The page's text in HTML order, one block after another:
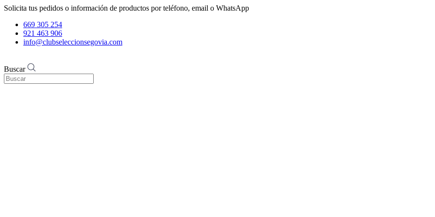
Solicita tus pedidos o información de productos por teléfono, email o WhatsApp
669 305 254
921 463 906
info@clubseleccionsegovia.com
Buscar